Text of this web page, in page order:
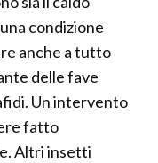
condizione
anche a tutto
delle fave
Un intervento
fatto
Altri insetti